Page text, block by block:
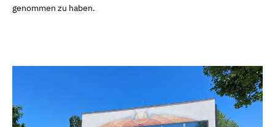
genommen zu haben.